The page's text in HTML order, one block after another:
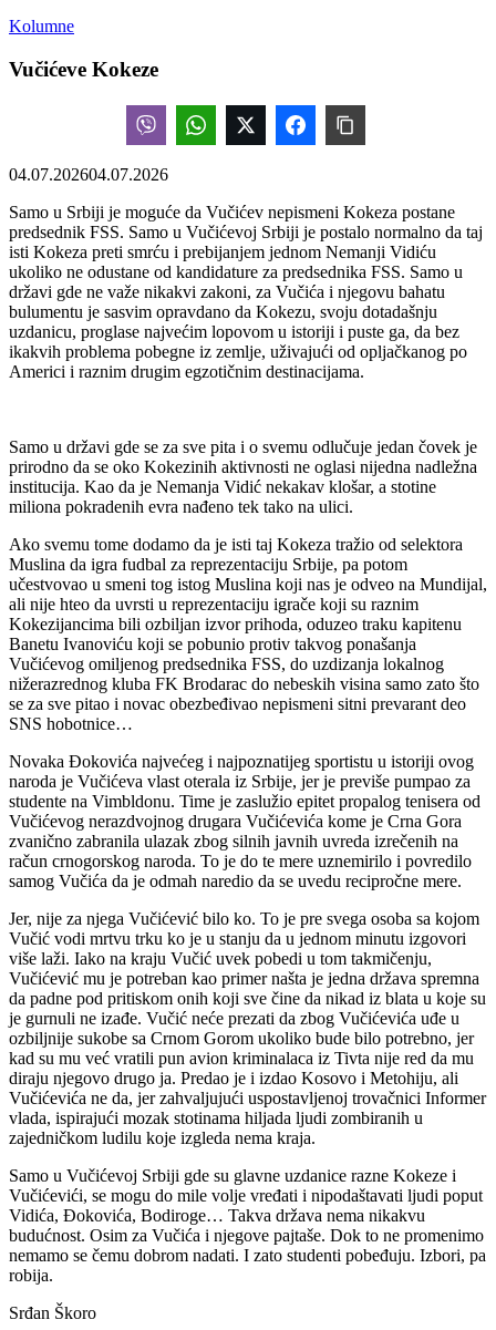
Kolumne
Vučićeve Kokeze
04.07.202604.07.2026
Samo u Srbiji je moguće da Vučićev nepismeni Kokeza postane
predsednik FSS. Samo u Vučićevoj Srbiji je postalo normalno da taj
isti Kokeza preti smrću i prebijanjem jednom Nemanji Vidiću
ukoliko ne odustane od kandidature za predsednika FSS. Samo u
državi gde ne važe nikakvi zakoni, za Vučića i njegovu bahatu
bulumentu je sasvim opravdano da Kokezu, svoju dotadašnju
uzdanicu, proglase najvećim lopovom u istoriji i puste ga, da bez
ikakvih problema pobegne iz zemlje, uživajući od opljačkanog po
Americi i raznim drugim egzotičnim destinacijama.
Samo u državi gde se za sve pita i o svemu odlučuje jedan čovek je
prirodno da se oko Kokezinih aktivnosti ne oglasi nijedna nadležna
institucija. Kao da je Nemanja Vidić nekakav klošar, a stotine
miliona pokradenih evra nađeno tek tako na ulici.
Ako svemu tome dodamo da je isti taj Kokeza tražio od selektora
Muslina da igra fudbal za reprezentaciju Srbije, pa potom
učestvovao u smeni tog istog Muslina koji nas je odveo na Mundijal,
ali nije hteo da uvrsti u reprezentaciju igrače koji su raznim
Kokezijancima bili ozbiljan izvor prihoda, oduzeo traku kapitenu
Banetu Ivanoviću koji se pobunio protiv takvog ponašanja
Vučićevog omiljenog predsednika FSS, do uzdizanja lokalnog
nižerazrednog kluba FK Brodarac do nebeskih visina samo zato što
se za sve pitao i novac obezbeđivao nepismeni sitni prevarant deo
SNS hobotnice…
Novaka Đokovića najvećeg i najpoznatijeg sportistu u istoriji ovog
naroda je Vučićeva vlast oterala iz Srbije, jer je previše pumpao za
studente na Vimbldonu. Time je zaslužio epitet propalog tenisera od
Vučićevog nerazdvojnog drugara Vučićevića kome je Crna Gora
zvanično zabranila ulazak zbog silnih javnih uvreda izrečenih na
račun crnogorskog naroda. To je do te mere uznemirilo i povredilo
samog Vučića da je odmah naredio da se uvedu recipročne mere.
Jer, nije za njega Vučićević bilo ko. To je pre svega osoba sa kojom
Vučić vodi mrtvu trku ko je u stanju da u jednom minutu izgovori
više laži. Iako na kraju Vučić uvek pobedi u tom takmičenju,
Vučićević mu je potreban kao primer našta je jedna država spremna
da padne pod pritiskom onih koji sve čine da nikad iz blata u koje su
je gurnuli ne izađe. Vučić neće prezati da zbog Vučićevića uđe u
ozbiljnije sukobe sa Crnom Gorom ukoliko bude bilo potrebno, jer
kad su mu već vratili pun avion kriminalaca iz Tivta nije red da mu
diraju njegovo drugo ja. Predao je i izdao Kosovo i Metohiju, ali
Vučićevića ne da, jer zahvaljujući uspostavljenoj trovačnici Informer
vlada, ispirajući mozak stotinama hiljada ljudi zombiranih u
zajedničkom ludilu koje izgleda nema kraja.
Samo u Vučićevoj Srbiji gde su glavne uzdanice razne Kokeze i
Vučićevići, se mogu do mile volje vređati i nipodaštavati ljudi poput
Vidića, Đokovića, Bodiroge… Takva država nema nikakvu
budućnost. Osim za Vučića i njegove pajtaše. Dok to ne promenimo
nemamo se čemu dobrom nadati. I zato studenti pobeđuju. Izbori, pa
robija.
Srđan Škoro